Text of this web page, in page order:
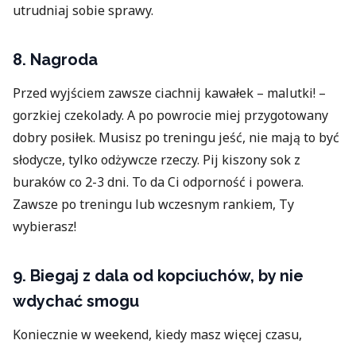
utrudniaj sobie sprawy.
8. Nagroda
Przed wyjściem zawsze ciachnij kawałek – malutki! –
gorzkiej czekolady. A po powrocie miej przygotowany
dobry posiłek. Musisz po treningu jeść, nie mają to być
słodycze, tylko odżywcze rzeczy. Pij kiszony sok z
buraków co 2-3 dni. To da Ci odporność i powera.
Zawsze po treningu lub wczesnym rankiem, Ty
wybierasz!
9. Biegaj z dala od kopciuchów, by nie
wdychać smogu
Koniecznie w weekend, kiedy masz więcej czasu,